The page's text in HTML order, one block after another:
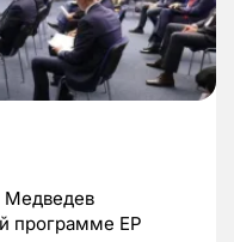
Медведев
программе ЕР